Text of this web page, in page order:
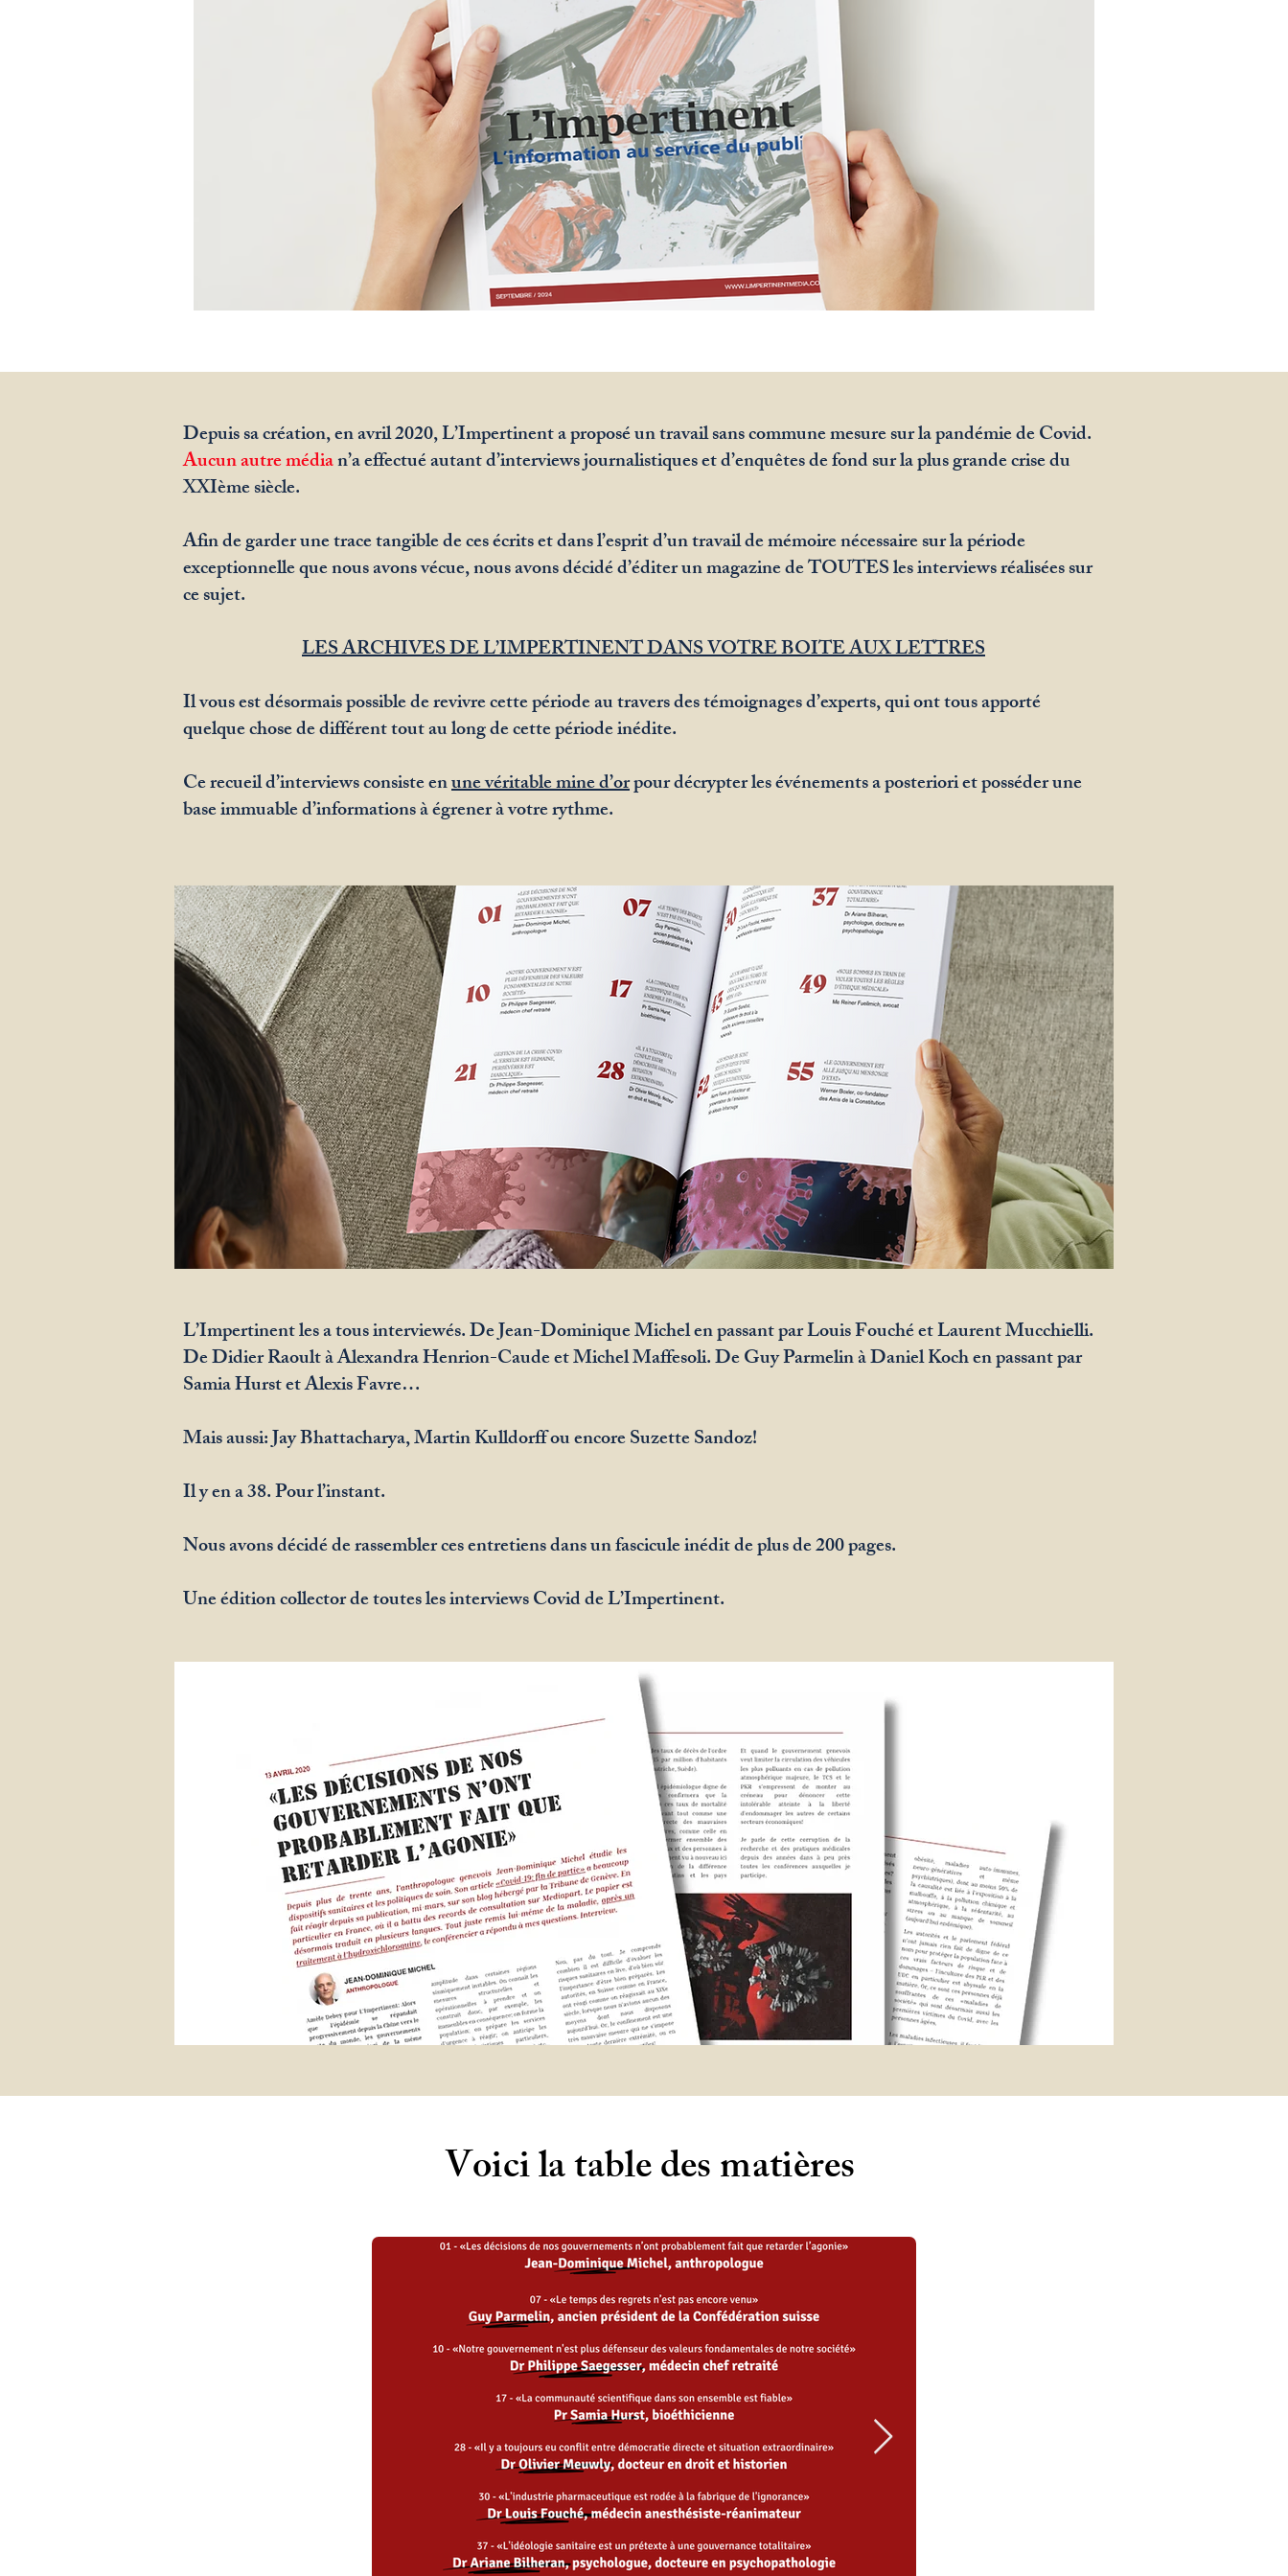
Depuis sa création, en avril 2020, L’Impertinent a proposé un travail sans commune mesure sur la pandémie de Covid.
Aucun autre médian’a effectué autant d’interviews journalistiques et d’enquêtes de fond sur la plus grande crise du
XXIème siècle.
Afin de garder une trace tangible de ces écrits et dans l’esprit d’un travail de mémoire nécessaire sur la période
exceptionnelle que nous avons vécue, nous avons décidé d’éditer un magazine de TOUTES les interviews réalisées sur
ce sujet.
LES ARCHIVES DE L’IMPERTINENT DANS VOTRE BOITE AUX LETTRES
Il vous est désormais possible de revivre cette période au travers des témoignages d’experts, qui ont tous apporté
quelque chose de différent tout au long de cette période inédite.
Ce recueil d’interviews consiste enune véritable mine d’orpour décrypter les événements a posteriori et posséder une
base immuable d’informations à égrener à votre rythme.
L’Impertinent les a tous interviewés. De Jean-Dominique Michel en passant par Louis Fouché et Laurent Mucchielli.
De Didier Raoult à Alexandra Henrion-Caude et Michel Maffesoli. De Guy Parmelin à Daniel Koch en passant par
Samia Hurst et Alexis Favre…
Mais aussi: Jay Bhattacharya, Martin Kulldorff ou encore Suzette Sandoz!
Il y en a 38. Pour l’instant.
Nous avons décidé de rassembler ces entretiens dans un fascicule inédit de plus de 200 pages.
Une édition collector de toutes les interviews Covid de L’Impertinent.
Voici la table des matières